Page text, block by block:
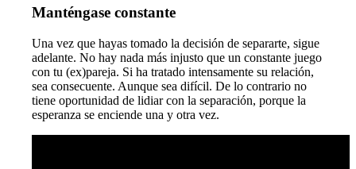
Manténgase constante
Una vez que hayas tomado la decisión de separarte, sigue
adelante. No hay nada más injusto que un constante juego
con tu (ex)pareja. Si ha tratado intensamente su relación,
sea consecuente. Aunque sea difícil. De lo contrario no
tiene oportunidad de lidiar con la separación, porque la
esperanza se enciende una y otra vez.